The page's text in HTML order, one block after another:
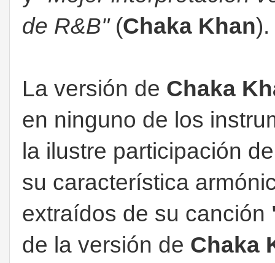
de R&B"(Chaka Khan).
La versión de Chaka
en ninguno de los
la ilustre participación
su característica
extraídos de su canción
de la versión de Chaka